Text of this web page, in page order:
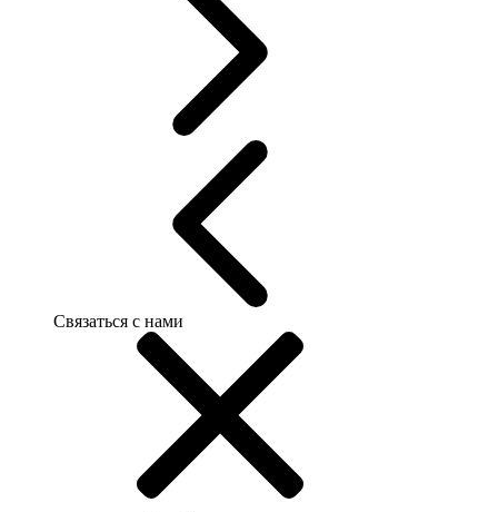
Связаться с нами